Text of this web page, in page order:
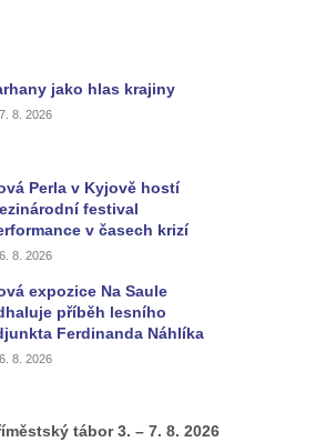
jako hlas krajiny
7. 8. 2026
Perla v Kyjově hostí
festival
v časech krizí
6. 8. 2026
expozice Na Saule
příběh lesního
Ferdinanda Náhlíka
6. 8. 2026
tábor 3. – 7. 8. 2026